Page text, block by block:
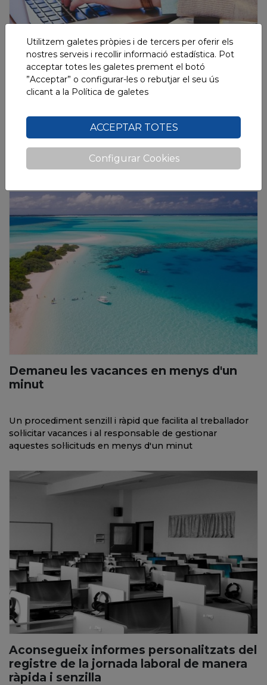
Com registrar la jornada laboral en el
Tens treballadors teletreballant? En tens que fan
presencial i teletreball? Fitxem és la teva eina per
registrar la jornada laboral
Demaneu les vacances en menys d'un
minut
Un procediment senzill i ràpid que facilita al treballador
sol·licitar vacances i al responsable de gestionar
aquestes sol·licituds en menys d'un minut
Aconsegueix informes personalitzats del
registre de la jornada laboral de manera
ràpida i senzilla
Utilitzem galetes pròpies i de tercers per oferir els
nostres serveis i recollir informació estadística. Pot
acceptar totes les galetes prement el botó
”Acceptar” o configurar-les o rebutjar el seu ús
clicant a la Política de galetes
ACCEPTAR TOTES
Configurar Cookies